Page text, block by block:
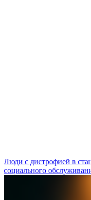
Люди с дистрофией в
социального